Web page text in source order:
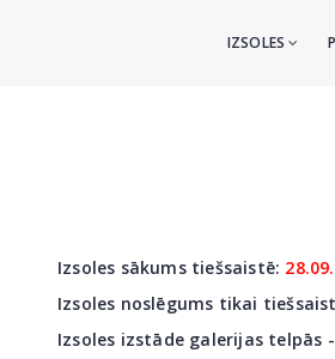
IZSOLES
Izsoles sākums tiešsaistē:
Izsoles noslēgums tikai
Izsoles izstāde galerijas telpās